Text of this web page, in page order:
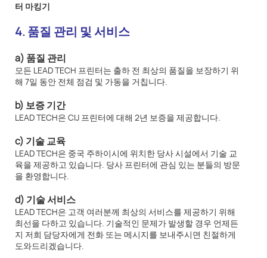
4. 품질 관리 및 서비스
a) 품질 관리
모든 LEAD TECH 프린터는 출하 전 최상의 품질을 보장하기 위
해 7일 동안 전체 점검 및 가동을 거칩니다.
b) 보증 기간
LEAD TECH은 CIJ 프린터에 대해 2년 보증을 제공합니다.
c) 기술 교육
LEAD TECH은 중국 주하이시에 위치한 당사 시설에서 기술 교
육을 제공하고 있습니다. 당사 프린터에 관심 있는 분들의 방문
을 환영합니다.
d) 기술 서비스
LEAD TECH은 고객 여러분께 최상의 서비스를 제공하기 위해
최선을 다하고 있습니다. 기술적인 문제가 발생할 경우 언제든
지 저희 담당자에게 전화 또는 메시지를 보내주시면 친절하게
도와드리겠습니다.